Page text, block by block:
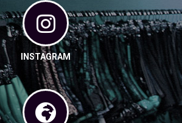
INSTAGRAM